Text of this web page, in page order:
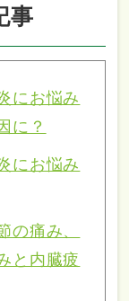
事
にお悩み
に？
にお悩み
痛み、
と内臓疲